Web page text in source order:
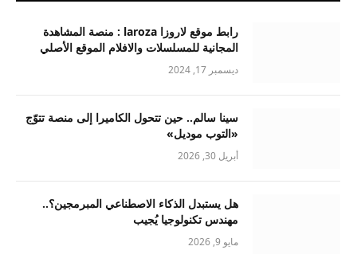
رابط موقع لاروزا laroza : منصة المشاهدة
المجانية للمسلسلات والافلام الموقع الأصلي
ديسمبر 17, 2024
سينا سالم.. حين تتحول الكاميرا إلى منصة تتوّج
«التوب موديل»
أبريل 30, 2026
هل يستبدل الذكاء الاصطناعي المبرمجين؟..
مهندس تكنولوجيا يُجيب
مايو 9, 2026